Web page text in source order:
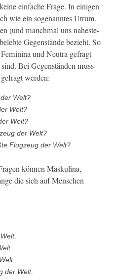
ein­fache Frage. In eini­gen
wie ein soge­nan­ntes Utrum,
(und manch­mal uns nah­este­
Gegen­stände bezieht. So
und Neu­tra gefragt
Bei Gegen­stän­den muss
gefragt werden:
Welt?
Welt?
Welt?
der Welt?
Flugzeug der Welt?
kön­nen Maskuli­na,
die sich auf Men­schen
.
.
.
der Welt.